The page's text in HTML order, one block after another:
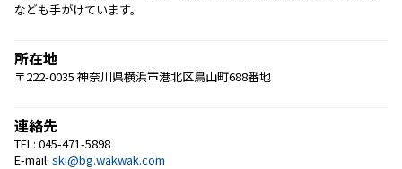
なども手がけています。
所在地
〒222-0035 神奈川県横浜市港北区鳥山町688番地
連絡先
TEL: 045-471-5898
E-mail: ski@bg.wakwak.com